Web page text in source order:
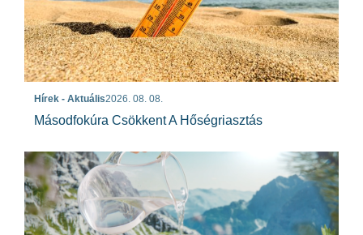
Hírek - Aktuális2026. 08. 08.
Másodfokúra Csökkent A Hőségriasztás